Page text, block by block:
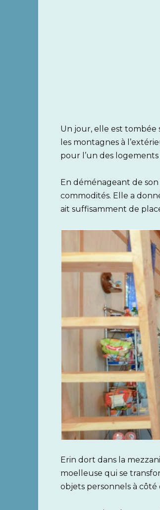
Un jour, elle est tombée
les montagnes à
pour l’un des
En déménageant de
commodités. Elle a
ait suffisamment de
Erin dort dans la
moelleuse qui se
objets personnels à côté